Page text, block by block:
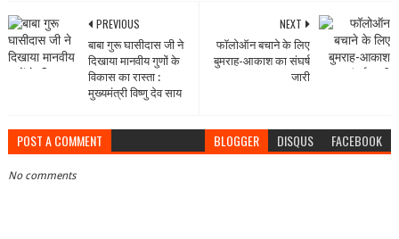
NEXT
फॉलोऑन बचाने के लिए
बुमराह-आकाश का संघर्ष
जारी
PREVIOUS
बाबा गुरू घासीदास जी ने
दिखाया मानवीय गुणों के
विकास का रास्ता :
मुख्यमंत्री विष्णु देव साय
POST A COMMENT BLOGGER DISQUS FACEBOOK
No comments